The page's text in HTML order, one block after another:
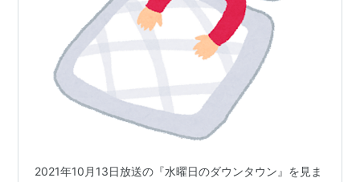
2021年10月13日放送の『水曜日のダウンタウン』を見ま